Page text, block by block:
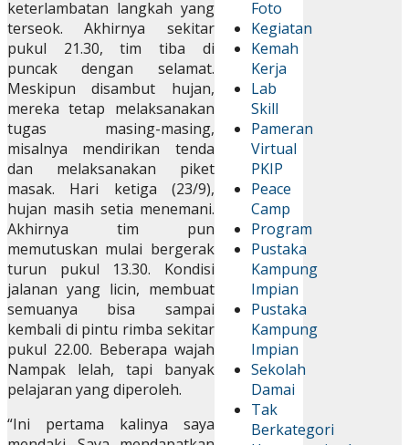
Foto
Kegiatan
Kemah
Kerja
Lab
Skill
Pameran
Virtual
PKIP
Peace
Camp
Program
Pustaka
Kampung
Impian
Pustaka
Kampung
Impian
Sekolah
Damai
Tak
Berkategori
keterlambatan langkah yang
terseok. Akhirnya sekitar
pukul 21.30, tim tiba di
puncak dengan selamat.
Meskipun disambut hujan,
mereka tetap melaksanakan
tugas masing-masing,
misalnya mendirikan tenda
dan melaksanakan piket
masak. Hari ketiga (23/9),
hujan masih setia menemani.
Akhirnya tim pun
memutuskan mulai bergerak
turun pukul 13.30. Kondisi
jalanan yang licin, membuat
semuanya bisa sampai
kembali di pintu rimba sekitar
pukul 22.00. Beberapa wajah
Nampak lelah, tapi banyak
pelajaran yang diperoleh.
“Ini pertama kalinya saya